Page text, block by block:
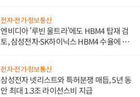
전자·전기·정보통신
엔비디아 '루빈 울트라'에도 HBM4 탑재 검
토, 삼성전자·SK하이닉스 HBM4 수율에 주
전자·전기·정보통신
삼성전자 넷리스트와 특허분쟁 매듭, 5년 동
안 최대 1.3조 라이선스비 지급